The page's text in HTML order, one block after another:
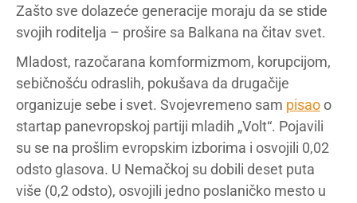
Zašto sve dolazeće generacije moraju da se stide
svojih roditelja – prošire sa Balkana na čitav svet.
Mladost, razočarana komformizmom, korupcijom,
sebičnošću odraslih, pokušava da drugačije
organizuje sebe i svet. Svojevremeno sam pisaoo
startap panevropskoj partiji mladih „Volt“. Pojavili
su se na prošlim evropskim izborima i osvojili 0,02
odsto glasova. U Nemačkoj su dobili deset puta
više (0,2 odsto), osvojili jedno poslaničko mesto u